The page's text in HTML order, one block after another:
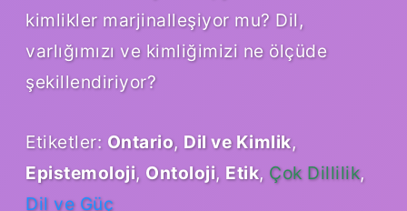
kimlikler marjinalleşiyor mu? Dil,
varlığımızı ve kimliğimizi ne ölçüde
şekillendiriyor?
Etiketler: Ontario, Dil ve Kimlik,
Epistemoloji, Ontoloji, Etik, Çok Dillilik,
Dil ve Güç